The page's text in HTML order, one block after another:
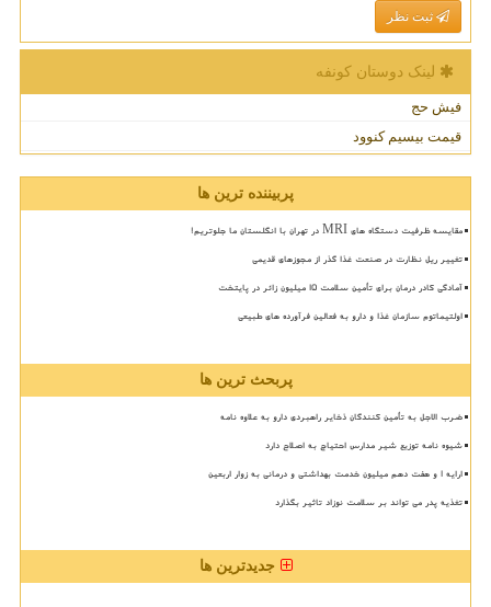
ثبت نظر
لینک دوستان كونفه
فیش حج
قیمت بیسیم کنوود
پربیننده ترین ها
مقایسه ظرفیت دستگاه های MRI در تهران با انگلستان ما جلوتریم!
تغییر ریل نظارت در صنعت غذا گذر از مجوزهای قدیمی
آمادگی کادر درمان برای تأمین سلامت 15 میلیون زائر در پایتخت
اولتیماتوم سازمان غذا و دارو به فعالین فرآورده های طبیعی
پربحث ترین ها
ضرب الاجل به تأمین کنندگان ذخایر راهبردی دارو به علاوه نامه
شیوه نامه توزیع شیر مدارس احتیاج به اصلاح دارد
ارایه ۱ و هفت دهم میلیون خدمت بهداشتی و درمانی به زوار اربعین
تغذیه پدر می تواند بر سلامت نوزاد تاثیر بگذارد
جدیدترین ها